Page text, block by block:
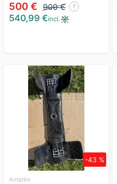
500 € 900 € ?
540,99 €incl.
Antarès
-43 %